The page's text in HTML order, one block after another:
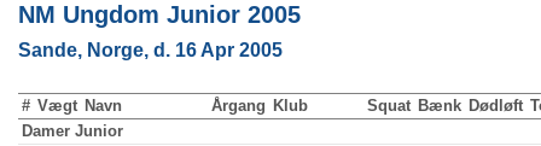
NM Ungdom Junior 2005
Sande, Norge, d. 16 Apr 2005
# Vægt Navn Årgang Klub Squat Bænk Dødløft
Damer Junior